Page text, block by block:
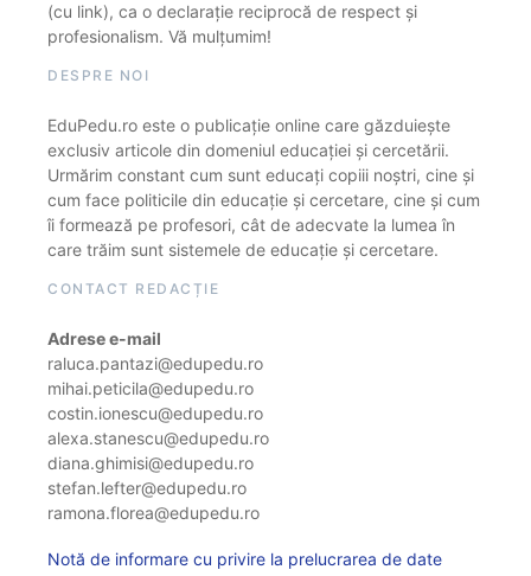
(cu link), ca o declarație reciprocă de respect și
profesionalism. Vă mulțumim!
DESPRE NOI
EduPedu.ro este o publicație online care găzduiește
exclusiv articole din domeniul educației și cercetării.
Urmărim constant cum sunt educați copiii noștri, cine și
cum face politicile din educație și cercetare, cine și cum
îi formează pe profesori, cât de adecvate la lumea în
care trăim sunt sistemele de educație și cercetare.
CONTACT REDACȚIE
Adrese e-mail
raluca.pantazi@edupedu.ro
mihai.peticila@edupedu.ro
costin.ionescu@edupedu.ro
alexa.stanescu@edupedu.ro
diana.ghimisi@edupedu.ro
stefan.lefter@edupedu.ro
ramona.florea@edupedu.ro
Notă de informare cu privire la prelucrarea de date